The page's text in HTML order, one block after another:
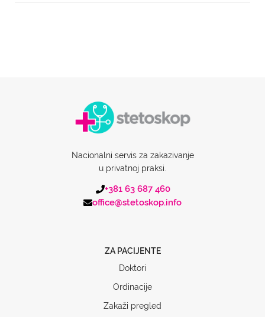
Nacionalni servis za zakazivanje
u privatnoj praksi.
+381 63 687 460
office@stetoskop.info
ZA PACIJENTE
Doktori
Ordinacije
Zakaži pregled